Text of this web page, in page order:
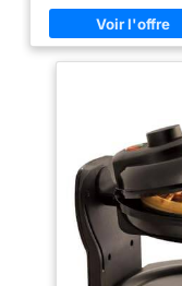
Thermostat réglable
ajustement parfait de
température et des
sont suffisamment
pour commencer la
FACILE À NETTOYER :
résistantes au lave-
pour un nettoyage
REPARABILITE 15
JUSTE PRIX :
réparabilité 15 ans au
grâce à notre réseau de
réparateurs dans le